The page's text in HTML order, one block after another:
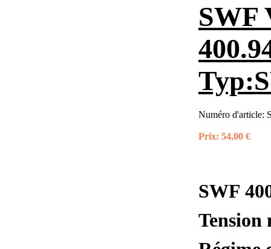
SWF
Numéro d'article:
Prix: 54,00 €
SWF
Tension